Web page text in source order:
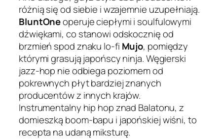
różnią się od siebie i wzajemnie uzupełniają.
BluntOneoperuje ciepłymi i soulfulowymi
dźwiękami, co stanowi odskocznię od
brzmień spod znaku lo-fi Mujo, pomiędzy
którymi grasują japońscy ninja. Węgierski
jazz-hop nie odbiega poziomem od
pokrewnych płyt bardziej znanych
producentów z innych krajów.
Instrumentalny hip hop znad Balatonu, z
domieszką boom-bapu i japońskiej wiśni, to
recepta na udaną miksturę.